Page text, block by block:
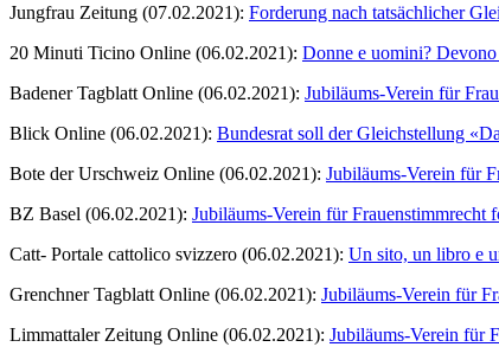
Jungfrau Zeitung (07.02.2021): Forderung nach tatsächlicher
20 Minuti Ticino Online (06.02.2021): Donne e uomini?
Badener Tagblatt Online (06.02.2021): Jubiläums-Verein für
Blick Online (06.02.2021): Bundesrat soll der Gleichstellung
Bote der Urschweiz Online (06.02.2021): Jubiläums-Verein für
BZ Basel (06.02.2021): Jubiläums-Verein für
Catt- Portale cattolico svizzero (06.02.2021): Un sito, un libro e
Grenchner Tagblatt Online (06.02.2021): Jubiläums-Verein für
Limmattaler Zeitung Online (06.02.2021): Jubiläums-Verein für